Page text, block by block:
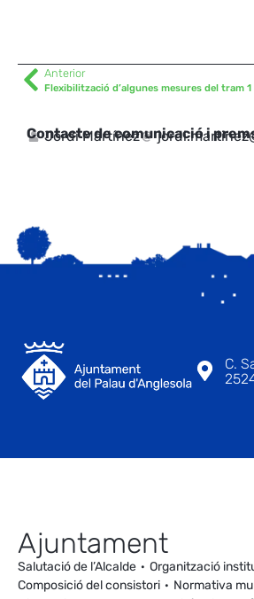
Anterior
Flexibilització d’algunes mesures del tram 1
Contacte de comunicació i
Jordi Martínez
C.
Ajuntament
Salutació de l’Alcalde Organització
Composició del consistori
Normativa